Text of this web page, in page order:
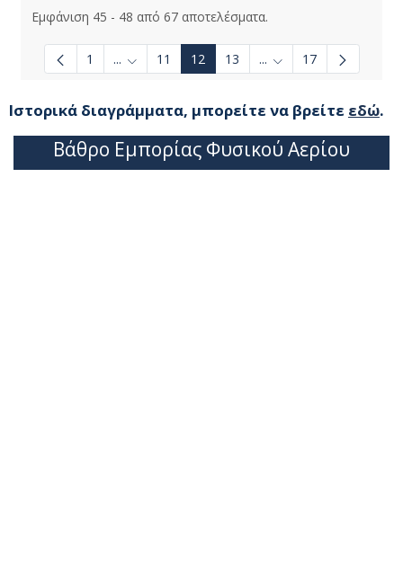
Εμφάνιση 45 - 48 από 67 αποτελέσματα.
1 ... Ενδιάμεσες σελίδες Use TAB to navigate.
11 12 13 ... Ενδιάμεσες σελίδες
17
Ιστορικά διαγράμματα, μπορείτε να βρείτε εδώ.
Βάθρο Εμπορίας Φυσικού Αερίου